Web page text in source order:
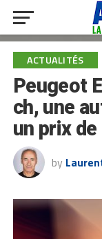
ACTUALITÉS
Peugeot
ch, une
un prix
by